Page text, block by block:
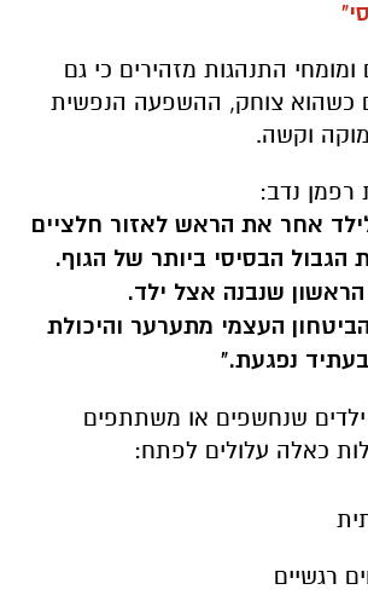
התנהגות מזהירים כי גם
כשהוא צוחק, ההשפעה הנפשית
וקשה.
רפמן נדב:
אחר את הראש לאזור חלציים
הבסיסי ביותר של הגוף.
הראשון שנבנה אצל ילד.
העצמי מתערער והיכולת
נפגעת."
ילדים שנחשפים או משתתפים
כאלה עלולים לפתח:
רגשיים